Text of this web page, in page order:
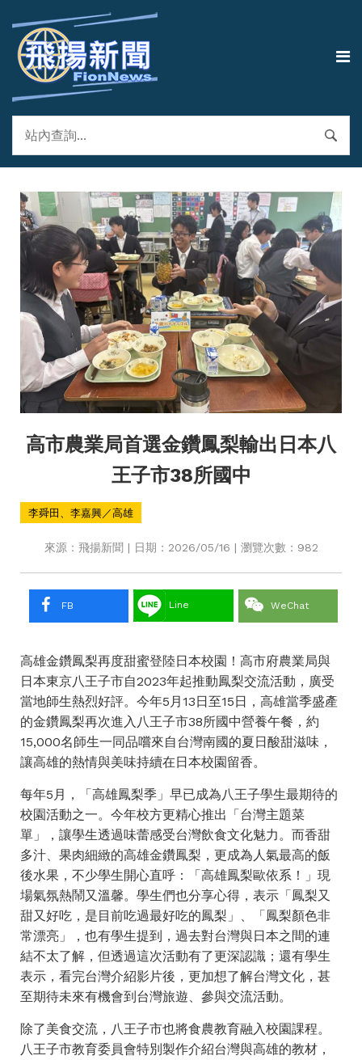
高市農業局首選金鑽鳳梨輸出日本八
王子市38所國中
李舜田、李嘉興／高雄
來源：飛揚新聞 | 日期：2026/05/16 | 瀏覽次數：982
FB Line WeChat
高雄金鑽鳳梨再度甜蜜登陸日本校園！高市府農業局與
日本東京八王子市自2023年起推動鳳梨交流活動，廣受
當地師生熱烈好評。今年5月13日至15日，高雄當季盛產
的金鑽鳳梨再次進入八王子市38所國中營養午餐，約
15,000名師生一同品嚐來自台灣南國的夏日酸甜滋味，
讓高雄的熱情與美味持續在日本校園留香。
每年5月，「高雄鳳梨季」早已成為八王子學生最期待的
校園活動之一。今年校方更精心推出「台灣主題菜
單」，讓學生透過味蕾感受台灣飲食文化魅力。而香甜
多汁、果肉細緻的高雄金鑽鳳梨，更成為人氣最高的飯
後水果，不少學生開心直呼：「高雄鳳梨歐依系！」現
場氣氛熱鬧又溫馨。學生們也分享心得，表示「鳳梨又
甜又好吃，是目前吃過最好吃的鳳梨」、「鳳梨顏色非
常漂亮」，也有學生提到，過去對台灣與日本之間的連
結不太了解，但透過這次活動有了更深認識；還有學生
表示，看完台灣介紹影片後，更加想了解台灣文化，甚
至期待未來有機會到台灣旅遊、參與交流活動。
除了美食交流，八王子市也將食農教育融入校園課程。
八王子市教育委員會特別製作介紹台灣與高雄的教材，